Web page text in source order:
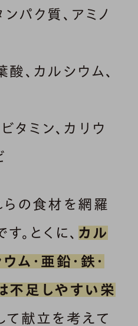
パク質、アミノ
、カルシウム、
ミン、カリウ
の食材を網羅
。とくに、 カル
ム・亜鉛・鉄・
不足しやすい栄
て献立を考えて